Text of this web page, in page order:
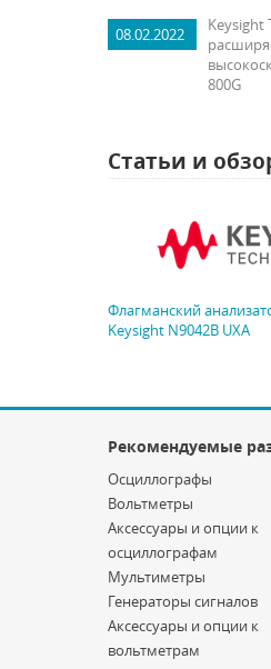
08.02.2022
Keysight
800G
Статьи и
Флагманский
Keysight N9042B UXA
Рекомендуемые
Осциллографы
Вольтметры
Аксессуары и опции к
осциллографам
Мультиметры
Генераторы сигналов
Аксессуары и опции к
вольтметрам